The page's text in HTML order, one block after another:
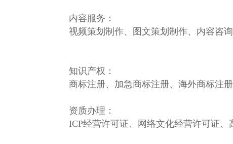
内容服务：
视频策划制作、图文策划制作、内容咨
知识产权：
商标注册、加急商标注册、海外商标注
资质办理：
ICP经营许可证、网络文化经营许可证、